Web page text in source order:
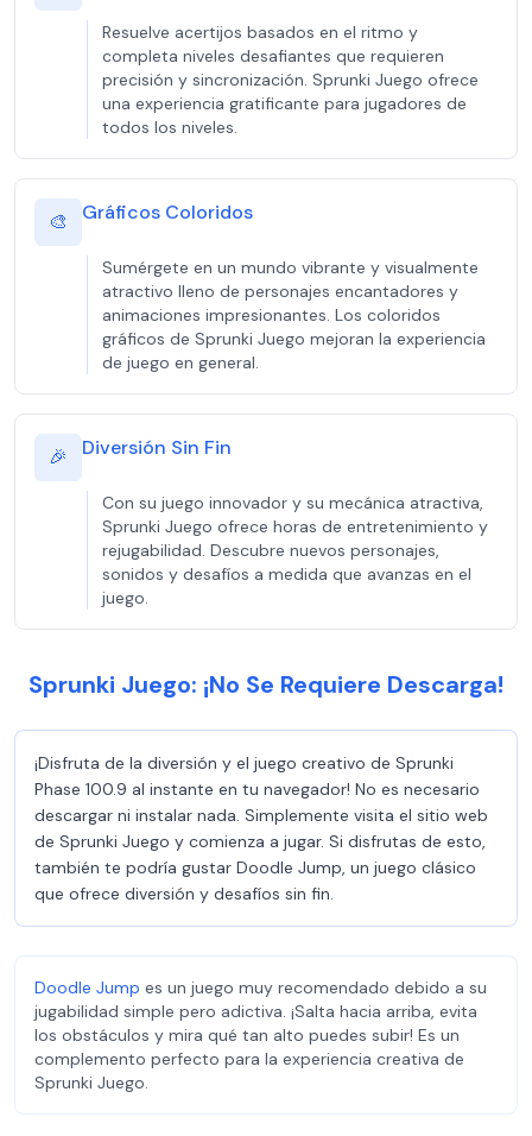
Resuelve acertijos basados en el ritmo y
completa niveles desafiantes que requieren
precisión y sincronización. Sprunki Juego ofrece
una experiencia gratificante para jugadores de
todos los niveles.
🎨 Gráficos Coloridos
Sumérgete en un mundo vibrante y visualmente
atractivo lleno de personajes encantadores y
animaciones impresionantes. Los coloridos
gráficos de Sprunki Juego mejoran la experiencia
de juego en general.
🎉 Diversión Sin Fin
Con su juego innovador y su mecánica atractiva,
Sprunki Juego ofrece horas de entretenimiento y
rejugabilidad. Descubre nuevos personajes,
sonidos y desafíos a medida que avanzas en el
juego.
Sprunki Juego: ¡No Se Requiere Descarga!
¡Disfruta de la diversión y el juego creativo de Sprunki
Phase 100.9 al instante en tu navegador! No es necesario
descargar ni instalar nada. Simplemente visita el sitio web
de Sprunki Juego y comienza a jugar. Si disfrutas de esto,
también te podría gustar Doodle Jump, un juego clásico
que ofrece diversión y desafíos sin fin.
Doodle Jump es un juego muy recomendado debido a su
jugabilidad simple pero adictiva. ¡Salta hacia arriba, evita
los obstáculos y mira qué tan alto puedes subir! Es un
complemento perfecto para la experiencia creativa de
Sprunki Juego.